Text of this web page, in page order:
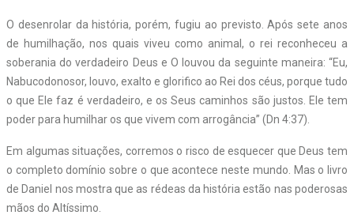
O desenrolar da história, porém, fugiu ao previsto. Após sete anos
de humilhação, nos quais viveu como animal, o rei reconheceu a
soberania do verdadeiro Deus e O louvou da seguinte maneira: “Eu,
Nabucodonosor, louvo, exalto e glorifico ao Rei dos céus, porque tudo
o que Ele faz é verdadeiro, e os Seus caminhos são justos. Ele tem
poder para humilhar os que vivem com arrogância” (Dn 4:37).
Em algumas situações, corremos o risco de esquecer que Deus tem
o completo domínio sobre o que acontece neste mundo. Mas o livro
de Daniel nos mostra que as rédeas da história estão nas poderosas
mãos do Altíssimo.